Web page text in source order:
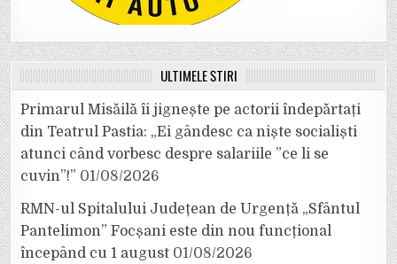
ULTIMELE ȘTIRI
Primarul Misăilă îi jignește pe actorii îndepărtați
din Teatrul Pastia: „Ei gândesc ca niște socialiști
atunci când vorbesc despre salariile ”ce li se
cuvin”!” 01/08/2026
RMN-ul Spitalului Județean de Urgență „Sfântul
Pantelimon” Focșani este din nou funcțional
începând cu 1 august 01/08/2026